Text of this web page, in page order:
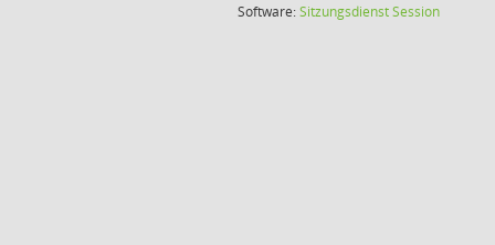
Software:SitzungsdienstSession(Wird in